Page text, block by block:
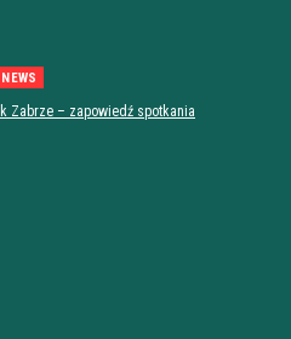
NEWS
Zabrze – zapowiedź spotkania